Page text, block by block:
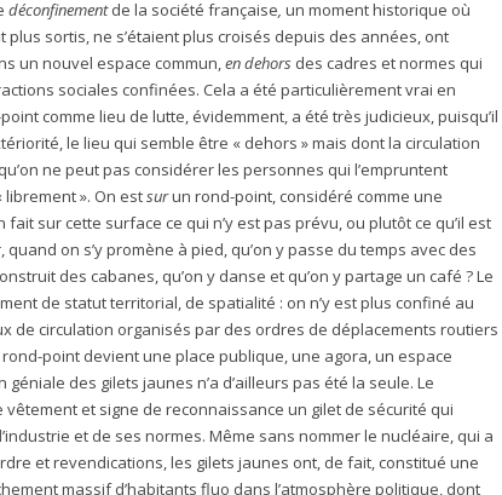
déconfinementde la société française, un moment historique où
plus sortis, ne s’étaient plus croisés depuis des années, ont
un nouvel espace commun,en dehors des cadres et normes qui
sociales confinées. Cela a été particulièrement vrai en
comme lieu de lutte, évidemment, a été très judicieux, puisqu’il
le lieu qui semble être « dehors » mais dont la circulation
ne peut pas considérer les personnes qui l’empruntent
». On estsurun rond-point, considéré comme une
sur cette surface ce qui n’y est pas prévu, ou plutôt ce qu’il est
quand on s’y promène à pied, qu’on y passe du temps avec des
des cabanes, qu’on y danse et qu’on y partage un café ? Le
de statut territorial, de spatialité : on n’y est plus confiné au
de circulation organisés par des ordres de déplacements routiers
point devient une place publique, une agora, un espace
géniale des gilets jaunes n’a d’ailleurs pas été la seule. Le
et signe de reconnaissance un gilet de sécurité qui
et de ses normes. Même sans nommer le nucléaire, qui a
et revendications, les gilets jaunes ont, de fait, constitué une
massif d’habitants fluo dans l’atmosphère politique, dont